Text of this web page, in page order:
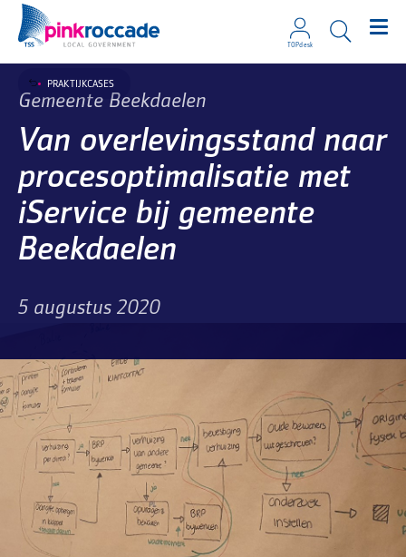
TOPdesk
Gemeente Beekdaelen
Van overlevingsstand naar
procesoptimalisatie met
iService bij gemeente
Beekdaelen
5 augustus 2020
PRAKTIJKCASES